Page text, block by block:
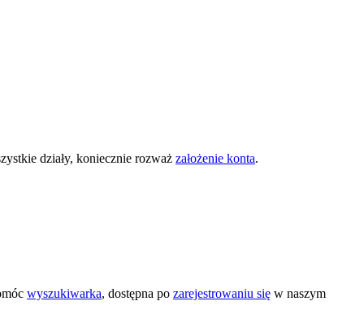
działy, koniecznie rozważ założenie konta.
wyszukiwarka, dostępna po zarejestrowaniu się w naszym